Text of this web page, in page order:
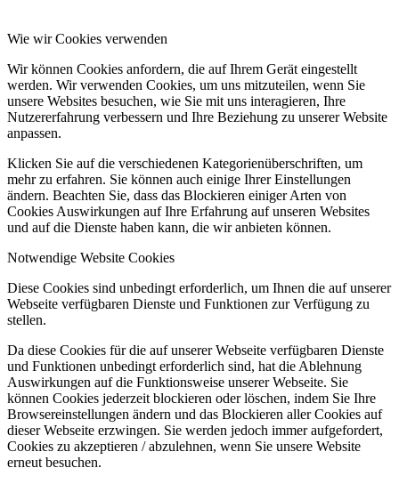
Wie wir Cookies verwenden
Wir können Cookies anfordern, die auf Ihrem Gerät eingestellt
werden. Wir verwenden Cookies, um uns mitzuteilen, wenn Sie
unsere Websites besuchen, wie Sie mit uns interagieren, Ihre
Nutzererfahrung verbessern und Ihre Beziehung zu unserer Website
anpassen.
Klicken Sie auf die verschiedenen Kategorienüberschriften, um
mehr zu erfahren. Sie können auch einige Ihrer Einstellungen
ändern. Beachten Sie, dass das Blockieren einiger Arten von
Cookies Auswirkungen auf Ihre Erfahrung auf unseren Websites
und auf die Dienste haben kann, die wir anbieten können.
Notwendige Website Cookies
Diese Cookies sind unbedingt erforderlich, um Ihnen die auf unserer
Webseite verfügbaren Dienste und Funktionen zur Verfügung zu
stellen.
Da diese Cookies für die auf unserer Webseite verfügbaren Dienste
und Funktionen unbedingt erforderlich sind, hat die Ablehnung
Auswirkungen auf die Funktionsweise unserer Webseite. Sie
können Cookies jederzeit blockieren oder löschen, indem Sie Ihre
Browsereinstellungen ändern und das Blockieren aller Cookies auf
dieser Webseite erzwingen. Sie werden jedoch immer aufgefordert,
Cookies zu akzeptieren / abzulehnen, wenn Sie unsere Website
erneut besuchen.